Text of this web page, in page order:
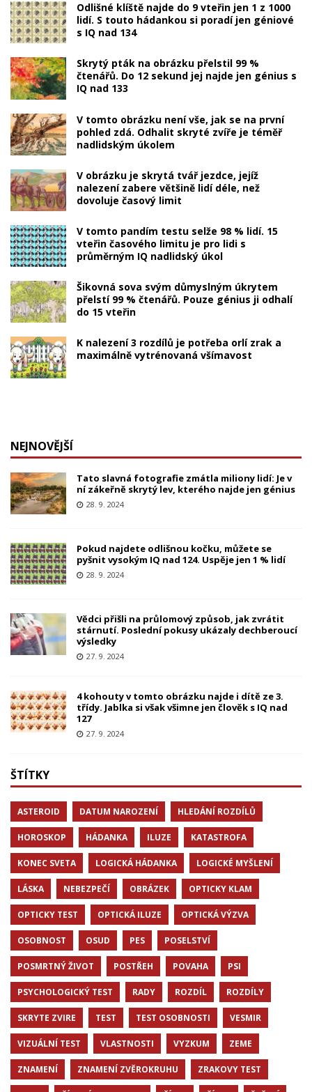
Odlišné klíště najde do 9 vteřin jen 1 z 1000
lidí. S touto hádankou si poradí jen géniové
s IQ nad 134
Skrytý pták na obrázku přelstil 99 %
čtenářů. Do 12 sekund jej najde jen génius s
IQ nad 133
V tomto obrázku není vše, jak se na první
pohled zdá. Odhalit skryté zvíře je téměř
nadlidským úkolem
V obrázku je skrytá tvář jezdce, jejíž
nalezení zabere většině lidí déle, než
dovoluje časový limit
V tomto pandím testu selže 98 % lidí. 15
vteřin časového limitu je pro lidi s
průměrným IQ nadlidský úkol
Šikovná sova svým důmyslným úkrytem
přelstí 99 % čtenářů. Pouze génius ji odhalí
do 15 vteřin
K nalezení 3 rozdílů je potřeba orlí zrak a
maximálně vytrénovaná všímavost
NEJNOVĚJŠÍ
Tato slavná fotografie zmátla miliony lidí: Je v
ní zákeřně skrytý lev, kterého najde jen génius
28. 9. 2024
Pokud najdete odlišnou kočku, můžete se
pyšnit vysokým IQ nad 124. Uspěje jen 1 % lidí
28. 9. 2024
Vědci přišli na průlomový způsob, jak zvrátit
stárnutí. Poslední pokusy ukázaly dechberoucí
výsledky
27. 9. 2024
4 kohouty v tomto obrázku najde i dítě ze 3.
třídy. Jablka si však všimne jen člověk s IQ nad
127
27. 9. 2024
ŠTÍTKY
ASTEROID DATUM NAROZENÍ HLEDÁNÍ ROZDÍLŮ
HOROSKOP HÁDANKA ILUZE KATASTROFA
KONEC SVETA LOGICKÁ HÁDANKA LOGICKÉ MYŠLENÍ
LÁSKA NEBEZPEČÍ OBRÁZEK OPTICKY KLAM
OPTICKY TEST OPTICKÁ ILUZE OPTICKÁ VÝZVA
OSOBNOST OSUD PES POSELSTVÍ
POSMRTNÝ ŽIVOT POSTŘEH POVAHA PSI
PSYCHOLOGICKÝ TEST RADY ROZDÍL ROZDÍLY
SKRYTE ZVIRE TEST TEST OSOBNOSTI VESMIR
VIZUÁLNÍ TEST VLASTNOSTI VYZKUM ZEME
ZNAMENÍ ZNAMENÍ ZVĚROKRUHU ZRAKOVY TEST